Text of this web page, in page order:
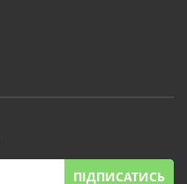
ПІДПИСАТИСЬ